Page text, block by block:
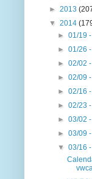
► 2013
▼ 2014
►01/19
►01/26
►02/02
►02/09
►02/16
►02/23
►03/02
►03/09
▼03/16